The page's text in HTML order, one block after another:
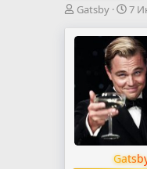
А
т
м
Gatsby
Д
т
а
н
а
ч
а
л
7